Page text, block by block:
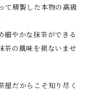
て精製した本物の高級
細やかな抹茶ができる
茶の風味を損ないませ
屋だからこそ知り尽く